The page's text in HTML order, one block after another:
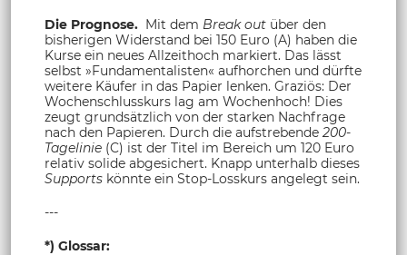
Die Prognose. Mit dem Break out über den
bisherigen Widerstand bei 150 Euro (A) haben die
Kurse ein neues Allzeithoch markiert. Das lässt
selbst »Fundamentalisten« aufhorchen und dürfte
weitere Käufer in das Papier lenken. Graziös: Der
Wochenschlusskurs lag am Wochenhoch! Dies
zeugt grundsätzlich von der starken Nachfrage
nach den Papieren. Durch die aufstrebende 200-
Tagelinie (C) ist der Titel im Bereich um 120 Euro
relativ solide abgesichert. Knapp unterhalb dieses
Supports könnte ein Stop-Losskurs angelegt sein.
---
*) Glossar: